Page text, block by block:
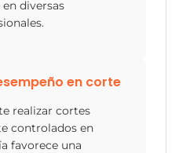
diversas
en corte
realizar cortes
controlados en
favorece una